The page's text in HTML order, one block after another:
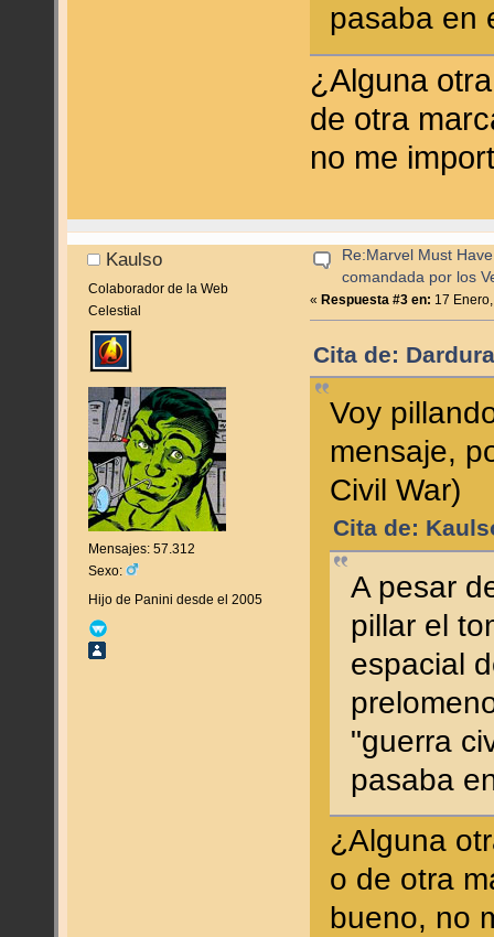
pasaba
¿Alguna
de otra
no me
Kaulso
Colaborador de la Web
Celestial
Mensajes: 57.312
Sexo:
Hijo de Panini desde el 2005
Re:Marvel Must
comandada por los
«Respuesta #3 en: 17
Cita de:
Voy
mensaje,
Civil War)
Cita de:
A pesar
pillar el
espacial
"guerra
pasaba
¿Alguna
o de otra
bueno, no